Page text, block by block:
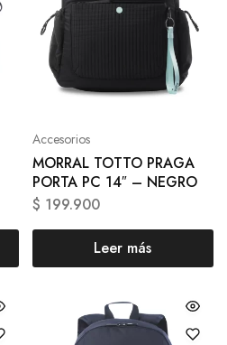
Accesorios
MORRAL TOTTO PRAGA
PORTA PC 14″ – NEGRO
$ 199.900
Leer más